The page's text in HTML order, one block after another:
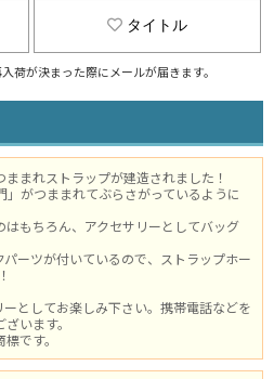
タイトル
荷が決まった際にメールが届きます。
まれストラップが建造されました！
がつままれてぶらさがっているように
もちろん、アクセサリーとしてバッグ
ーツが付いているので、ストラップホー
としてお楽しみ下さい。携帯電話などを
います。
です。